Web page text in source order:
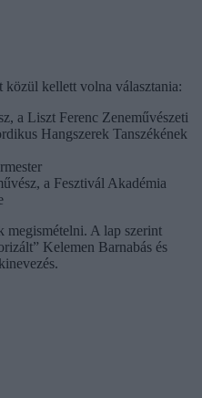
közül kellett volna választania:
a Liszt Ferenc Zeneművészeti
Hangszerek Tanszékének
a Fesztivál Akadémia
megismételni. A lap szerint
Kelemen Barnabás és